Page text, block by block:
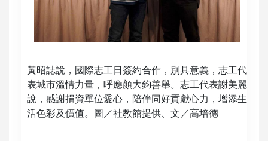
黃昭誌說，國際志工日簽約合作，別具意義，志工代
表城市溫情力量，呼應顏大鈞善舉。志工代表謝美麗
說，感謝捐資單位愛心，陪伴同好貢獻心力，增添生
活色彩及價值。圖／社教館提供、文／高培德